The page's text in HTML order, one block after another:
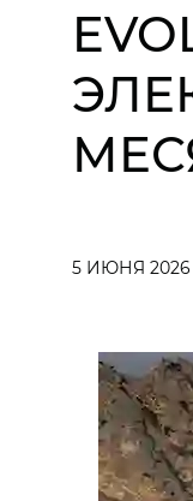
5 ИЮНЯ 2026